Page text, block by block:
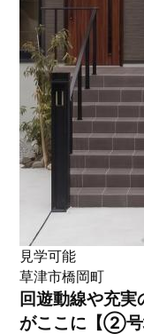
見学可能
草津市橋岡町
回遊動線や充実
がここに【②号